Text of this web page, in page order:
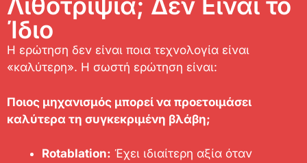
Λιθοτριψία; Δεν Είναι το
Ίδιο
Η ερώτηση δεν είναι ποια τεχνολογία είναι
«καλύτερη». Η σωστή ερώτηση είναι:
Ποιος μηχανισμός μπορεί να προετοιμάσει
καλύτερα τη συγκεκριμένη βλάβη;
Rotablation: Έχει ιδιαίτερη αξία όταν